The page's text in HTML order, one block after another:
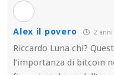
Alex il povero 2 anni
Riccardo Luna chi?
l’importanza di bitcoin